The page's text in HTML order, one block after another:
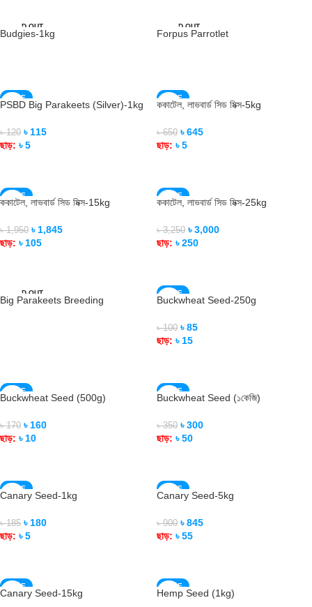
SOLD OUT
Budgies-1kg
SOLD OUT
Forpus Parrotlet
SALE
SOLD OUT
PSBD Big Parakeets (Silver)-1kg
৳120 ৳ 115
ছাড়: ৳5
SALE
ককাটেল, লাভবার্ড সিড মিক্স-5kg
৳650 ৳645
ছাড়: ৳5
SALE
ককাটেল, লাভবার্ড সিড মিক্স-15kg
৳1,950 ৳ 1,845
ছাড়: ৳ 105
SALE
ককাটেল, লাভবার্ড সিড মিক্স-25kg
৳3,250 ৳3,000
ছাড়: ৳250
SOLD OUT
Big Parakeets Breeding
SALE
Buckwheat Seed-250g
৳100 ৳85
ছাড়: ৳ 15
SALE
Buckwheat Seed (500g)
৳170 ৳ 160
ছাড়: ৳ 10
SALE
Buckwheat Seed (১কেজি)
৳350 ৳300
ছাড়: ৳50
SALE
SOLD OUT
Canary Seed-1kg
৳185 ৳ 180
ছাড়: ৳5
SALE
SOLD OUT
Canary Seed-5kg
৳900 ৳845
ছাড়: ৳55
SALE
SOLD OUT
Canary Seed-15kg
SALE
SOLD OUT
Hemp Seed (1kg)